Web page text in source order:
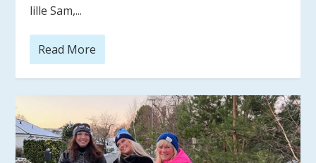
lille Sam,...
Read More